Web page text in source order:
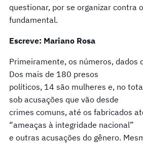
questionar, por se organizar contra
fundamental.
Escreve: Mariano Rosa
Primeiramente, os números, dados
Dos mais de 180 presos
políticos, 14 são mulheres e, no
sob acusações que vão desde
crimes comuns, até os fabricados
“ameaças à integridade nacional”
e outras acusações do gênero.